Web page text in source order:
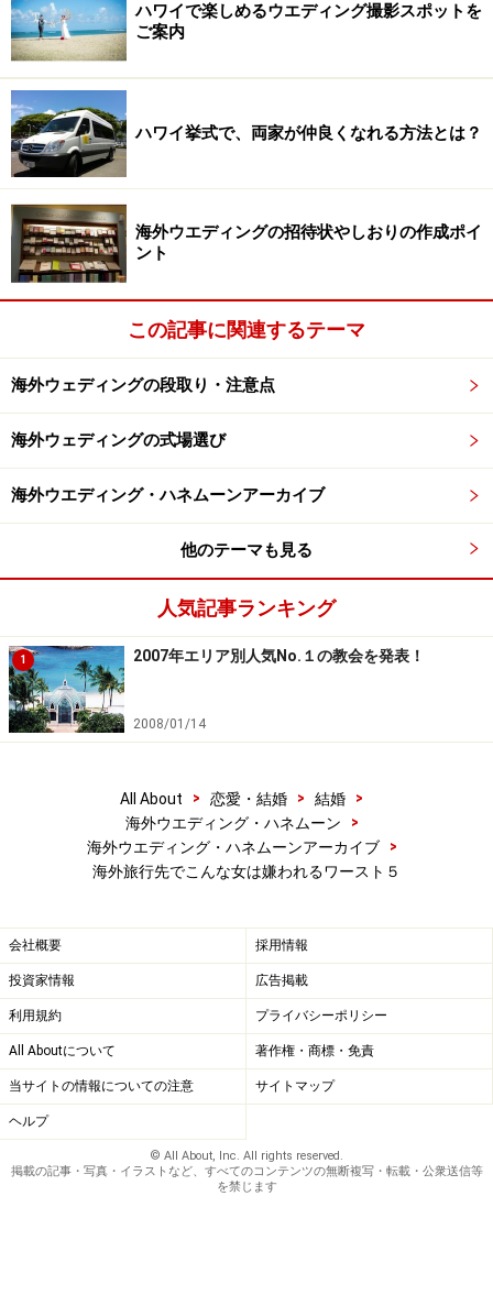
ハワイで楽しめるウエディング撮影スポットを
ご案内
ハワイ挙式で、両家が仲良くなれる方法とは？
海外ウエディングの招待状やしおりの作成ポイ
ント
この記事に関連するテーマ
海外ウェディングの段取り・注意点
海外ウェディングの式場選び
海外ウエディング・ハネムーンアーカイブ
他のテーマも見る
人気記事ランキング
1 2007年エリア別人気No.１の教会を発表！
2008/01/14
All About > 恋愛・結婚 > 結婚
>
海外ウエディング・ハネムーン
>
海外ウエディング・ハネムーンアーカイブ
>
海外旅行先でこんな女は嫌われるワースト５
会社概要 採用情報
投資家情報 広告掲載
利用規約 プライバシーポリシー
All Aboutについて 著作権・商標・免責
当サイトの情報についての注意 サイトマップ
ヘルプ
© All About, Inc. All rights reserved.
掲載の記事・写真・イラストなど、すべてのコンテンツの無断複写・転載・公衆送信等
を禁じます